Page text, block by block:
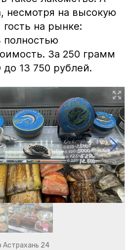
несмотря на высокую
на рынке:
полностью
За 250 грамм
до 13 750 рублей.
Астрахань 24